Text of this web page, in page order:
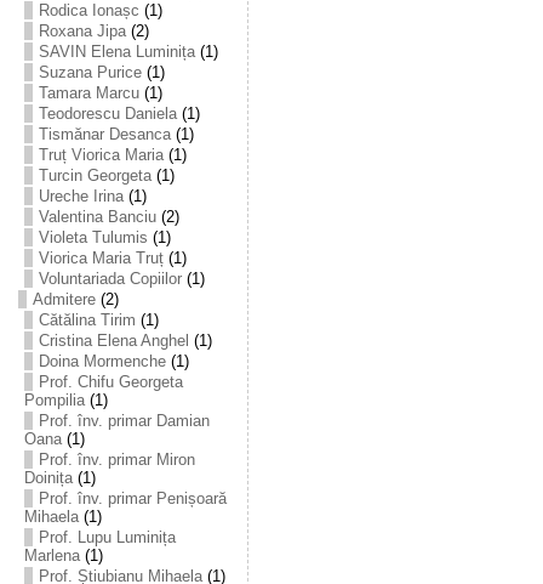
Rodica Ionașc (1)
Roxana Jipa(2)
SAVIN Elena Luminița(1)
Suzana Purice(1)
Tamara Marcu(1)
Teodorescu Daniela(1)
Tismănar Desanca(1)
Truț Viorica Maria(1)
Turcin Georgeta(1)
Ureche Irina(1)
Valentina Banciu(2)
Violeta Tulumis (1)
Viorica Maria Truț(1)
Voluntariada Copiilor(1)
Admitere(2)
Cătălina Tirim (1)
Cristina Elena Anghel (1)
Doina Mormenche(1)
Prof. Chifu Georgeta
Pompilia(1)
Prof. înv. primar Damian
Oana(1)
Prof. înv. primar Miron
Doinița(1)
Prof. înv. primar Penișoară
Mihaela(1)
Prof. Lupu Luminița
Marlena(1)
Prof. Știubianu Mihaela(1)